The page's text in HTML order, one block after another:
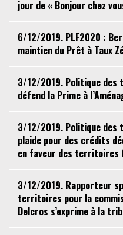
jour de « Bonjour chez
6/12/2019. PLF2020 :
maintien du Prêt à Taux
3/12/2019. Politique
défend la Prime à
3/12/2019. Politique
plaide pour des crédits
en faveur des territoires
3/12/2019. Rapporteur
territoires pour la
Delcros s’exprime à la